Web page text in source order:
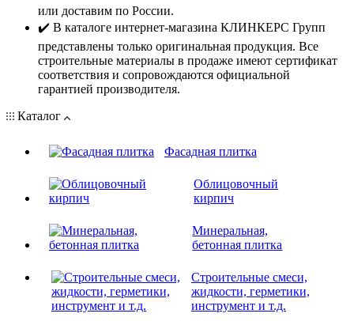
или доставим по России.
✔️ В каталоге интернет-магазина КЛИНКЕРС Групп
представлены только оригинальная продукция. Все
строительные материалы в продаже имеют сертификат
соответствия и сопровождаются официальной
гарантией производителя.
Каталог
Фасадная плитка
Облицовочный
кирпич
Минеральная,
бетонная плитка
Строительные смеси,
жидкости, герметики,
инструмент и т.д.